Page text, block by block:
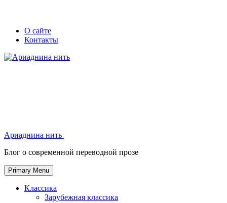
Skip
Secondary
left
navigation
Secondary
right
navigation
О сайте
Контакты
Ариаднина нить
Блог о современной переводной прозе
Primary Menu
Классика
Зарубежная классика